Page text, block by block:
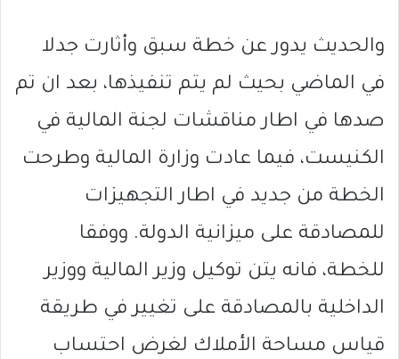
والحديث يدور عن خطة سبق وأثارت جدلا
في الماضي بحيث لم يتم تنفيذها، بعد ان تم
صدها في اطار مناقشات لجنة المالية في
الكنيست، فيما عادت وزارة المالية وطرحت
الخطة من جديد في اطار التجهيزات
للمصادقة على ميزانية الدولة. ووفقا
للخطة، فانه يتن توكيل وزير المالية ووزير
الداخلية بالمصادقة على تغيير في طريقة
قياس مساحة الأملاك لغرض احتساب